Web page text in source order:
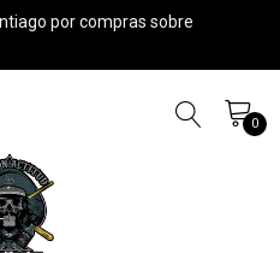
por compras sobre
0